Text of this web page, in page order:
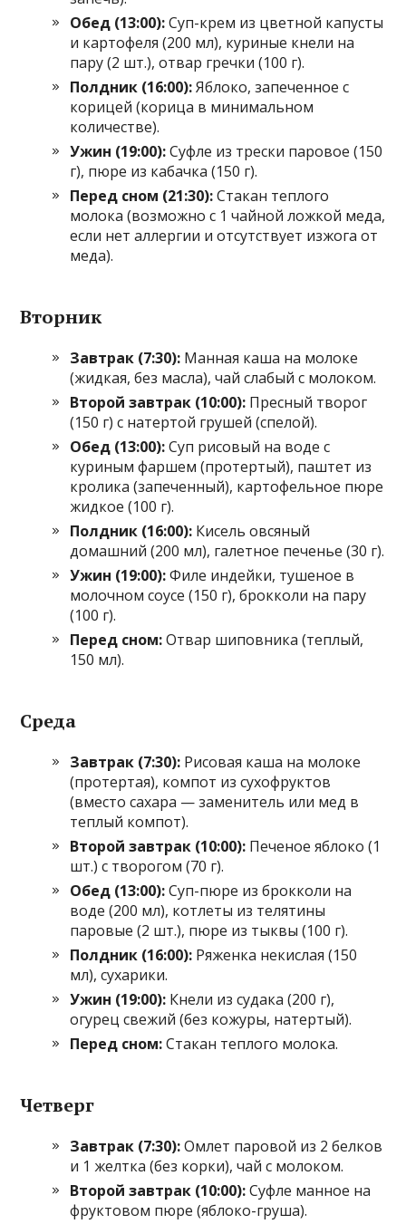
Обед (13:00):Суп-крем из цветной капусты
и картофеля (200 мл), куриные кнели на
пару (2 шт.), отвар гречки (100 г).
Полдник (16:00):Яблоко, запеченное с
корицей (корица в минимальном
количестве).
Ужин (19:00):Суфле из трески паровое (150
г), пюре из кабачка (150 г).
Перед сном (21:30):Стакан теплого
молока (возможно с 1 чайной ложкой меда,
если нет аллергии и отсутствует изжога от
меда).
Вторник
Завтрак (7:30): Манная каша на молоке
(жидкая, без масла), чай слабый с молоком.
Второй завтрак (10:00): Пресный творог
(150 г) с натертой грушей (спелой).
Обед (13:00):Суп рисовый на воде с
куриным фаршем (протертый), паштет из
кролика (запеченный), картофельное пюре
жидкое (100 г).
Полдник (16:00): Кисель овсяный
домашний (200 мл), галетное печенье (30 г).
Ужин (19:00):Филе индейки, тушеное в
молочном соусе (150 г), брокколи на пару
(100 г).
Перед сном:Отвар шиповника (теплый,
150 мл).
Среда
Завтрак (7:30): Рисовая каша на молоке
(протертая), компот из сухофруктов
(вместо сахара — заменитель или мед в
теплый компот).
Второй завтрак (10:00): Печеное яблоко (1
шт.) с творогом (70 г).
Обед (13:00):Суп-пюре из брокколи на
воде (200 мл), котлеты из телятины
паровые (2 шт.), пюре из тыквы (100 г).
Полдник (16:00): Ряженка некислая (150
мл), сухарики.
Ужин (19:00): Кнели из судака (200 г),
огурец свежий (без кожуры, натертый).
Перед сном:Стакан теплого молока.
Четверг
Завтрак (7:30):Омлет паровой из 2 белков
и 1 желтка (без корки), чай с молоком.
Второй завтрак (10:00):Суфле манное на
фруктовом пюре (яблоко-груша).